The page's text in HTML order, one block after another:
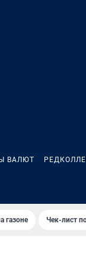
ВАЛЮТ
газоне Чек-лист